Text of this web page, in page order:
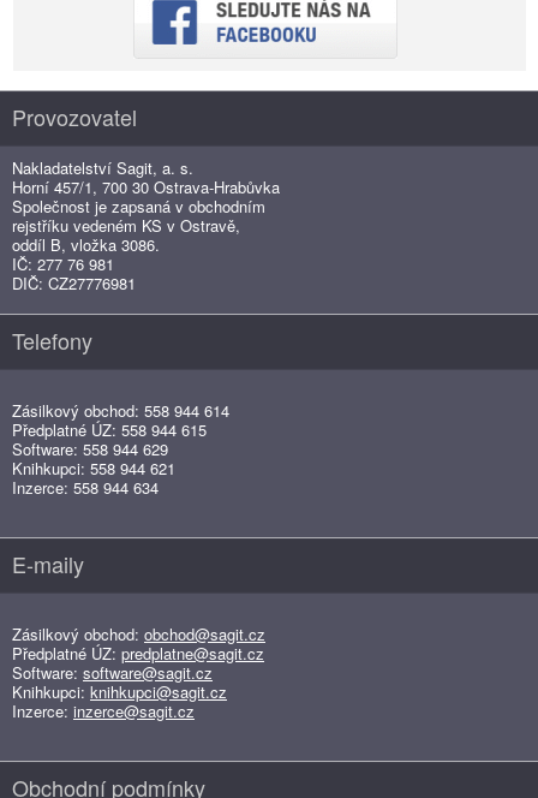
Provozovatel
Nakladatelství Sagit, a. s.
Horní 457/1, 700 30 Ostrava-Hrabůvka
Společnost je zapsaná v obchodním
rejstříku vedeném KS v Ostravě,
oddíl B, vložka 3086.
IČ: 277 76 981
DIČ: CZ27776981
Telefony
Zásilkový obchod: 558 944 614
Předplatné ÚZ: 558 944 615
Software: 558 944 629
Knihkupci: 558 944 621
Inzerce: 558 944 634
E-maily
Zásilkový obchod: obchod@sagit.cz
Předplatné ÚZ: predplatne@sagit.cz
Software: software@sagit.cz
Knihkupci: knihkupci@sagit.cz
Inzerce: inzerce@sagit.cz
Obchodní podmínky